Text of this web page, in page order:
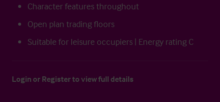
Character features throughout
Open plan trading floors
Suitable for leisure occupiers | Energy rating C
Login or Registerto view full details